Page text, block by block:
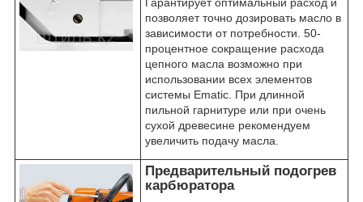
позволяет точно дозировать масло в
зависимости от потребности. 50-
процентное сокращение расхода
цепного масла возможно при
использовании всех элементов
системы Ematic. При длинной
пильной гарнитуре или при очень
сухой древесине рекомендуем
увеличить подачу масла.
Предварительный подогрев
карбюратора